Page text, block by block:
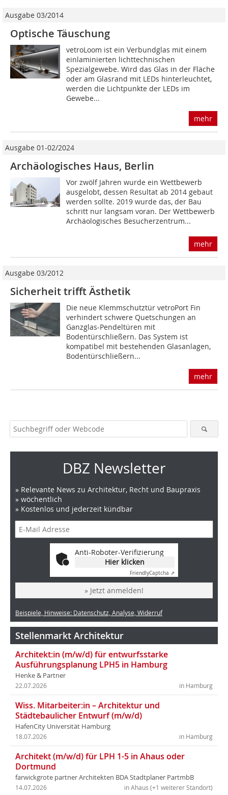
Ausgabe 03/2014
Optische Täuschung
vetroLoom ist ein Verbundglas mit einem
einlaminierten lichttechnischen
Spezialgewebe. Wird das Glas in der Fläche
oder am Glasrand mit LEDs hinterleuchtet,
werden die Lichtpunkte der LEDs im
Gewebe...
mehr
Ausgabe 01-02/2024
Archäologisches Haus, Berlin
Vor zwölf Jahren wurde ein Wettbewerb
ausgelobt, dessen Resultat ab 2014 gebaut
werden sollte. 2019 wurde das, der Bau
schritt nur langsam voran. Der Wettbewerb
Archäologisches Besucherzentrum...
mehr
Ausgabe 03/2012
Sicherheit trifft Ästhetik
Die neue Klemmschutztür vetroPort Fin
verhindert schwere Quetschungen an
Ganzglas-Pendeltüren mit
Bodentürschließern. Das System ist
kompatibel mit bestehenden Glasanlagen,
Bodentürschließern...
mehr
DBZ Newsletter
» Relevante News zu Architektur, Recht und Baupraxis
» wöchentlich
» Kostenlos und jederzeit kündbar
Anti-Roboter-Verifizierung
Hier klicken
FriendlyCaptcha ⇗
» Jetzt anmelden!
Beispiele, Hinweise: Datenschutz, Analyse, Widerruf
Stellenmarkt Architektur
Architekt:in (m/w/d) für entwurfsstarke
Ausführungsplanung LPH5 in Hamburg
Henke & Partner
in Hamburg
22.07.2026
Wiss. Mitarbeiter:in – Architektur und
Städtebaulicher Entwurf (m/w/d)
HafenCity Universität Hamburg
in Hamburg
18.07.2026
Architekt (m/w/d) für LPH 1-5 in Ahaus oder
Dortmund
farwickgrote partner Architekten BDA Stadtplaner PartmbB
in Ahaus (+1 weiterer Standort)
14.07.2026